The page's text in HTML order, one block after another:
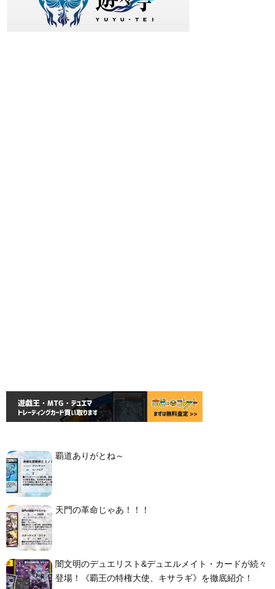
覇道ありがとね～
天門の革命じゃあ！！！
闇文明のデュエリスト&デュエルメイト・カードが続々
登場！《覇王の特権大使、キサラギ》を徹底紹介！